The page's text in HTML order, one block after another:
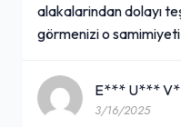
alakalarindan dolayı
görmenizi o
E*** U***
3/16/2025